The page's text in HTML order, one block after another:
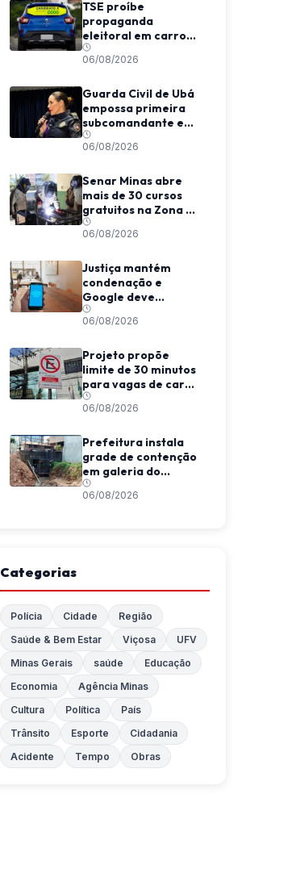
TSE proíbe
propaganda
eleitoral em carros
de aplicativo
durante transporte
06/08/2026
Guarda Civil de Ubá
empossa primeira
subcomandante e
cria estrutura
voltada à proteção
06/08/2026
Senar Minas abre
mais de 30 cursos
gratuitos na Zona da
Mata e Caparaó
06/08/2026
Justiça mantém
condenação e
Google deve
indenizar usuário
por invasão de e-
06/08/2026
Projeto propõe
limite de 30 minutos
para vagas de carga
e descarga em
Viçosa
06/08/2026
Prefeitura instala
grade de contenção
em galeria do
Córrego da
Conceição
06/08/2026
Categorias
Polícia Cidade
Região
Saúde & Bem Estar
Viçosa
UFV
Minas Gerais
saúde
Educação
Economia
Agência Minas
Cultura
Política
País
Trânsito
Esporte
Cidadania
Acidente
Tempo Obras